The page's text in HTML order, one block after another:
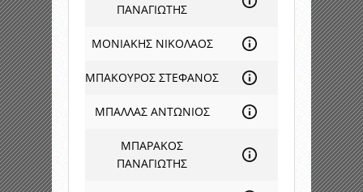
ΠΑΝΑΓΙΩΤΗΣ
ΜΟΝΙΑΚΗΣ ΝΙΚΟΛΑΟΣ
ΜΠΑΚΟΥΡΟΣ ΣΤΕΦΑΝΟΣ
ΜΠΑΛΛΑΣ ΑΝΤΩΝΙΟΣ
ΜΠΑΡΑΚΟΣ
ΠΑΝΑΓΙΩΤΗΣ